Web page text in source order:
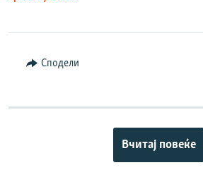
Сподели
Вчитај повеќе